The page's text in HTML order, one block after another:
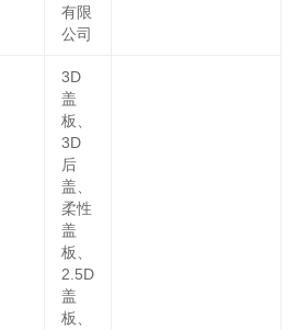
有限
公司
3D
盖
板、
3D
后
盖、
柔性
盖
板、
2.5D
盖
板、